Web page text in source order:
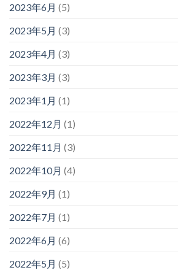
2023年6月 (5)
2023年5月 (3)
2023年4月 (3)
2023年3月 (3)
2023年1月 (1)
2022年12月 (1)
2022年11月 (3)
2022年10月 (4)
2022年9月 (1)
2022年7月 (1)
2022年6月 (6)
2022年5月 (5)